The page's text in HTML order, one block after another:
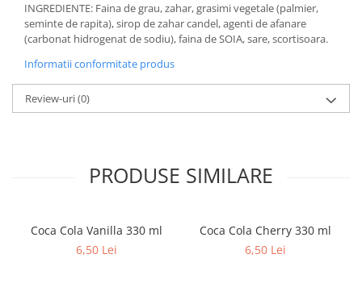
INGREDIENTE: Faina de grau, zahar, grasimi vegetale (palmier,
seminte de rapita), sirop de zahar candel, agenti de afanare
(carbonat hidrogenat de sodiu), faina de SOIA, sare, scortisoara.
Informatii conformitate produs
Review-uri(0)
PRODUSE SIMILARE
Coca Cola Vanilla 330 ml
6,50 Lei
Coca Cola Cherry 330 ml
6,50 Lei